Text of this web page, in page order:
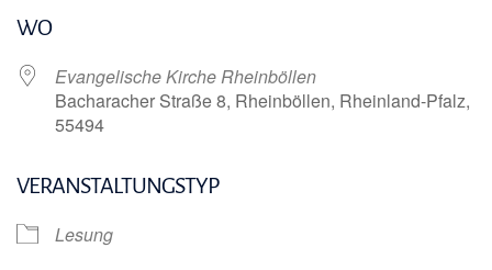
WO
Evangelische Kirche Rheinböllen
Bacharacher Straße 8, Rheinböllen, Rheinland-Pfalz,
55494
VERANSTALTUNGSTYP
Lesung